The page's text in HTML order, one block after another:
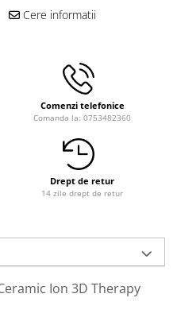
Cere informatii
Comenzi telefonice
Comanda la: 0753482360
Drept de retur
14 zile drept de retur
Ion 3D Therapy